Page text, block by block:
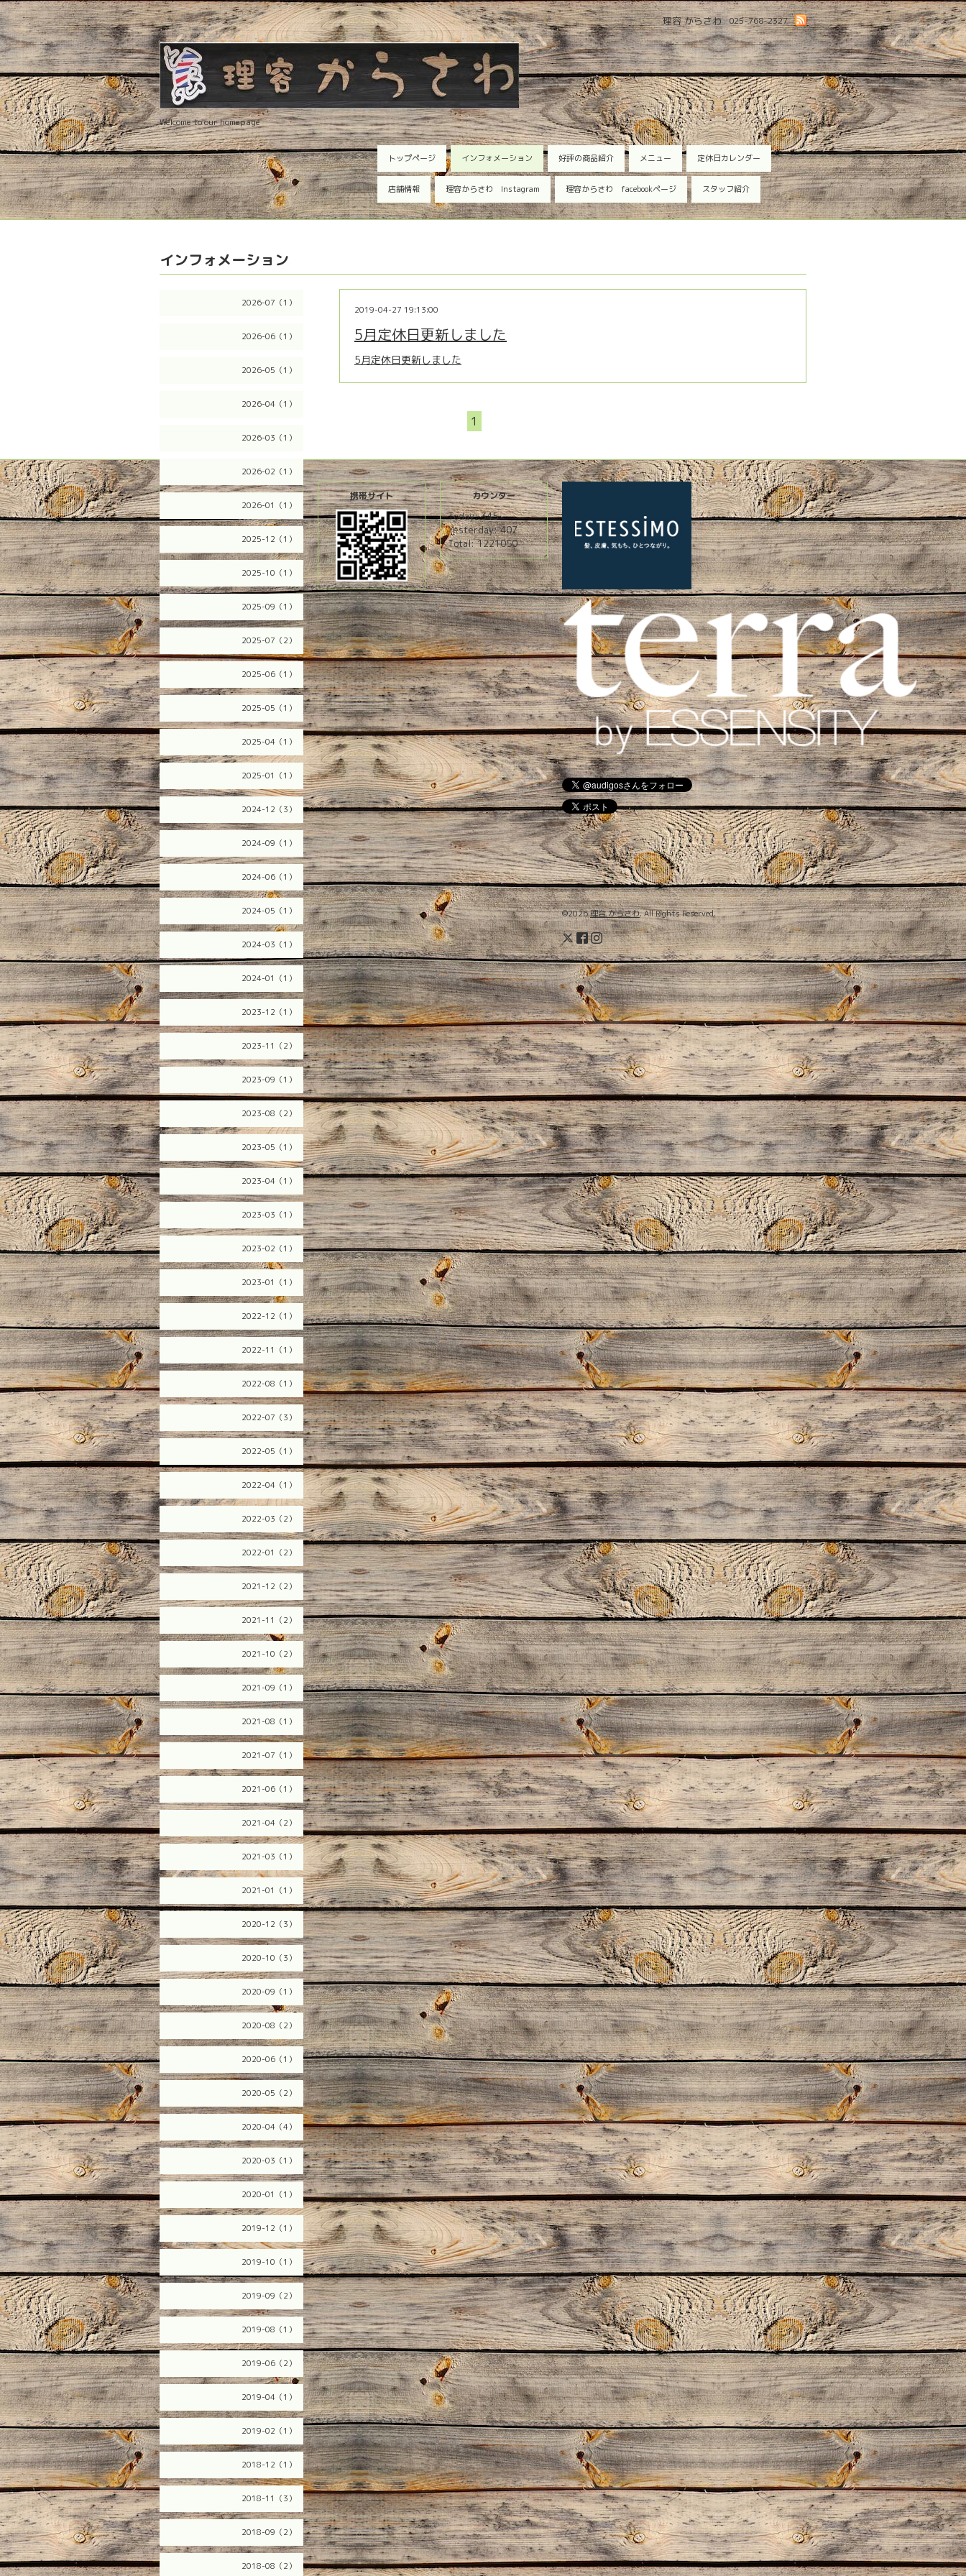
025-768-2327
理容 からさわ
Welcome to our homepage
トップページ インフォメーション 好評の商品紹介 メニュー 定休日カレンダー
店舗情報 理容からさわ Instagram 理容からさわ facebookページ スタッフ紹介
2026-07（1）
2026-06（1）
2026-05（1）
2026-04（1）
2026-03（1）
2026-02（1）
2026-01（1）
2025-12（1）
2025-10（1）
2025-09（1）
2025-07（2）
2025-06（1）
2025-05（1）
2025-04（1）
2025-01（1）
2024-12（3）
2024-09（1）
2024-06（1）
2024-05（1）
2024-03（1）
2024-01（1）
2023-12（1）
2023-11（2）
2023-09（1）
2023-08（2）
2023-05（1）
2023-04（1）
2023-03（1）
2023-02（1）
2023-01（1）
2022-12（1）
2022-11（1）
2022-08（1）
2022-07（3）
2022-05（1）
2022-04（1）
2022-03（2）
2022-01（2）
2021-12（2）
2021-11（2）
2021-10（2）
2021-09（1）
2021-08（1）
2021-07（1）
2021-06（1）
2021-04（2）
2021-03（1）
2021-01（1）
2020-12（3）
2020-10（3）
2020-09（1）
2020-08（2）
2020-06（1）
2020-05（2）
2020-04（4）
2020-03（1）
2020-01（1）
2019-12（1）
2019-10（1）
2019-09（2）
2019-08（1）
2019-06（2）
2019-04（1）
2019-02（1）
2018-12（1）
2018-11（3）
2018-09（2）
2018-08（2）
インフォメーション
2019-04-27 19:13:00
5月定休日更新しました
5月定休日更新しました
1
2026.08.08 Saturday 携帯サイト カウンター
Today:345
Yesterday:407
Total:1221050
©2026理容 からさわ. All Rights Reserved.